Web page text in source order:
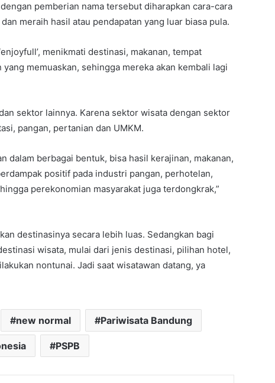
pemberian nama tersebut diharapkan cara-cara
meraih hasil atau pendapatan yang luar biasa pula.
menikmati destinasi, makanan, tempat
memuaskan, sehingga mereka akan kembali lagi
sektor lainnya. Karena sektor wisata dengan sektor
pangan, pertanian dan UMKM.
dalam berbagai bentuk, bisa hasil kerajinan, makanan,
positif pada industri pangan, perhotelan,
perekonomian masyarakat juga terdongkrak,”
destinasinya secara lebih luas. Sedangkan bagi
wisata, mulai dari jenis destinasi, pilihan hotel,
nontunai. Jadi saat wisatawan datang, ya
new normal Pariwisata Bandung
PSPB